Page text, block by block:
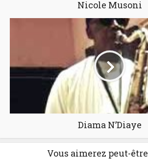
Nicole Musoni
Diama N’Diaye
Vous aimerez peut-